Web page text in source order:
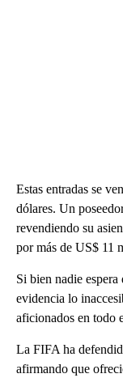
Estas entradas se
dólares. Un
revendiendo su
por más de US$ 11
Si bien nadie espera
evidencia lo
aficionados en todo
La FIFA ha
afirmando que